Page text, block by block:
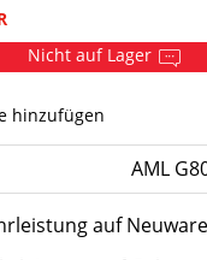
Nicht auf Lager
hinzufügen
AML
auf Neuware